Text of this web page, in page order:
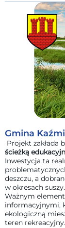
Gmina
Projekt zakłada
ścieżką
Inwestycja ta
deszczu, a
w okresach suszy.
Ważnym
informacyjnymi,
ekologiczną
teren rekreacyjny.